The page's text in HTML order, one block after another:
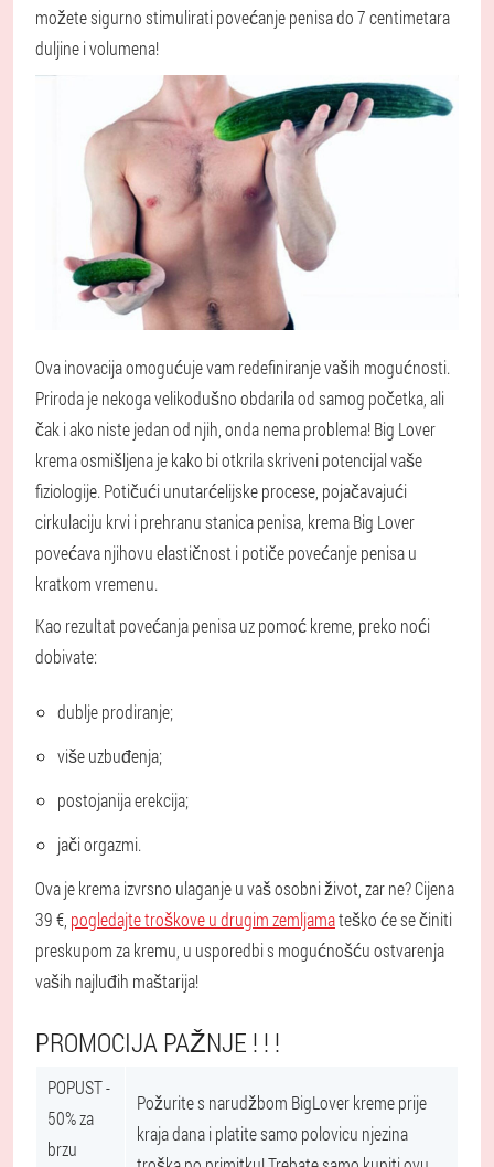
možete sigurno stimulirati povećanje penisa do 7 centimetara
duljine i volumena!
Ova inovacija omogućuje vam redefiniranje vaših mogućnosti.
Priroda je nekoga velikodušno obdarila od samog početka, ali
čak i ako niste jedan od njih, onda nema problema! Big Lover
krema osmišljena je kako bi otkrila skriveni potencijal vaše
fiziologije. Potičući unutarćelijske procese, pojačavajući
cirkulaciju krvi i prehranu stanica penisa, krema Big Lover
povećava njihovu elastičnost i potiče povećanje penisa u
kratkom vremenu.
Kao rezultat povećanja penisa uz pomoć kreme, preko noći
dobivate:
dublje prodiranje;
više uzbuđenja;
postojanija erekcija;
jači orgazmi.
Ova je krema izvrsno ulaganje u vaš osobni život, zar ne? Cijena
39 €, pogledajte troškove u drugim zemljamateško će se činiti
preskupom za kremu, u usporedbi s mogućnošću ostvarenja
vaših najluđih maštarija!
PROMOCIJA PAŽNJE ! ! !
POPUST -
50% za
brzu
Požurite s narudžbom BigLover kreme prije
kraja dana i platite samo polovicu njezina